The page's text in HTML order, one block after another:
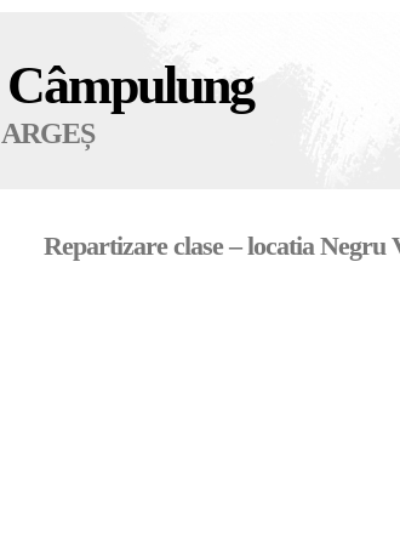
Repartizare clase – locatia Negru